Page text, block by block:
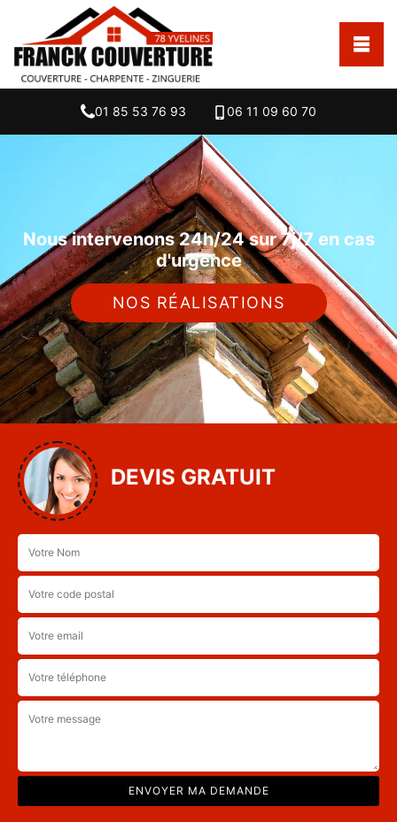
01 85 53 76 93 06 11 09 60 70
Nous intervenons 24h/24 sur 7j/7 en cas
d'urgence
NOS RÉALISATIONS
DEVIS GRATUIT